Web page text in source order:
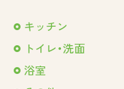
キッチン
トイレ・洗面
浴室